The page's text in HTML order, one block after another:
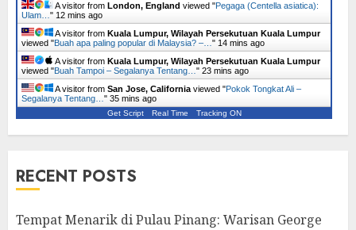
A visitor from London, England viewed "Pegaga (Centella asiatica):
Ulam… " 12 mins ago
A visitor from Kuala Lumpur, Wilayah Persekutuan Kuala Lumpur
viewed "Buah apa paling popular di Malaysia? –… " 14 mins ago
A visitor from Kuala Lumpur, Wilayah Persekutuan Kuala Lumpur
viewed "Buah Tampoi – Segalanya Tentang… " 23 mins ago
A visitor from San Jose, California viewed "Pokok Tongkat Ali –
Segalanya Tentang… " 35 mins ago
Get Script Real Time Tracking ON
RECENT POSTS
Tempat Menarik di Pulau Pinang: Warisan George